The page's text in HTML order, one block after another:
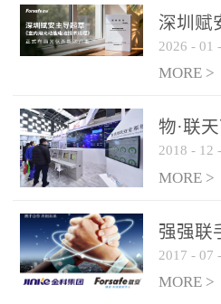
传统的火灾关测器无法被
及时缺发，不能及早发现
和有效扑救火火，这不仅
力和闲难，同时也将造成
巨大的经济损失和社会影
响，基至还会造成人员伤
亡。图像型火灾探测器正
是针对这种高大空间建筑
物的消防设施、设备通过
现场图像的实时获取、预
处理和特征提取分析，实
深圳赋
光动能
布局光
2026 - 01 -
MORE >
物·联
赋安
满落幕
2018 - 12 -
MORE >
强强联
集团达
2017 - 07 -
MORE >